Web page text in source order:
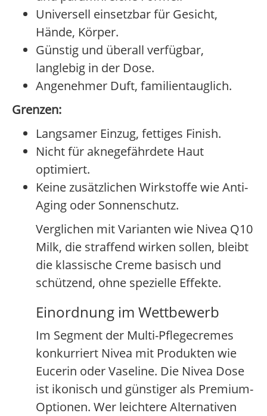
Universell einsetzbar für Gesicht,
Hände, Körper.
Günstig und überall verfügbar,
langlebig in der Dose.
Angenehmer Duft, familientauglich.
Grenzen:
Langsamer Einzug, fettiges Finish.
Nicht für aknegefährdete Haut
optimiert.
Keine zusätzlichen Wirkstoffe wie Anti-
Aging oder Sonnenschutz.
Verglichen mit Varianten wie Nivea Q10
Milk, die straffend wirken sollen, bleibt
die klassische Creme basisch und
schützend, ohne spezielle Effekte.
Einordnung im Wettbewerb
Im Segment der Multi-Pflegecremes
konkurriert Nivea mit Produkten wie
Eucerin oder Vaseline. Die Nivea Dose
ist ikonisch und günstiger als Premium-
Optionen. Wer leichtere Alternativen